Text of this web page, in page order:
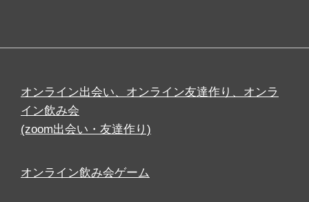
オンライン出会い、オンライン友達作り、オンラ
イン飲み会
(zoom出会い・友達作り)
オンライン飲み会ゲーム